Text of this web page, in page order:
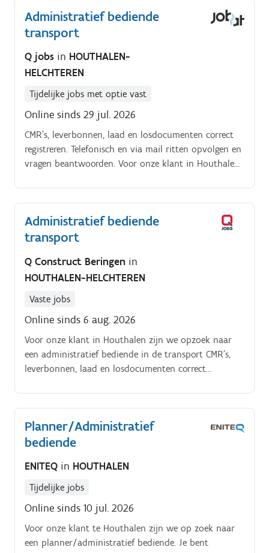
Administratief bediende
transport
Q jobs in HOUTHALEN-
HELCHTEREN
Tijdelijke jobs met optie vast
Online sinds 29 jul. 2026
CMR’s, leverbonnen, laad en losdocumenten correct
registreren. Telefonisch en via mail ritten opvolgen en
vragen beantwoorden. Voor onze klant in Houthalen
Administratief bediende
transport
Q Construct Beringen in
HOUTHALEN-HELCHTEREN
Vaste jobs
Online sinds 6 aug. 2026
Voor onze klant in Houthalen zijn we opzoek naar
een administratief bediende in de transport CMR’s,
leverbonnen, laad en losdocumenten correct
vragen beantwoorden.
Planner/Administratief
bediende
ENITEQ in HOUTHALEN
Tijdelijke jobs
Online sinds 10 jul. 2026
Voor onze klant te Houthalen zijn we op zoek naar
een planner/administratief bediende. Je bent